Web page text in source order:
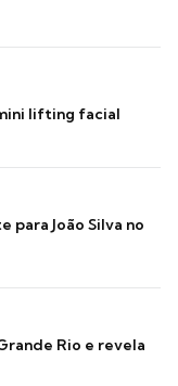
lifting facial
para João Silva no
Rio e revela